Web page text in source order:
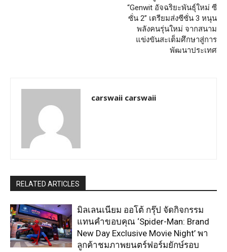
“Genwit อัจฉริยะพันธุ์ใหม่ ซี
ซั่น 2” เตรียมส่งซีซั่น 3 หนุน
พลังคนรุ่นใหม่ จากสนาม
แข่งขันสะเต็มศึกษาสู่การ
พัฒนาประเทศ
carswaii carswaii
RELATED ARTICLES
มิลเลนเนียม ออโต้ กรุ๊ป จัดกิจกรรม
แทนคำขอบคุณ ‘Spider-Man: Brand
New Day Exclusive Movie Night’ พา
ลูกค้าชมภาพยนตร์ฟอร์มยักษ์รอบ